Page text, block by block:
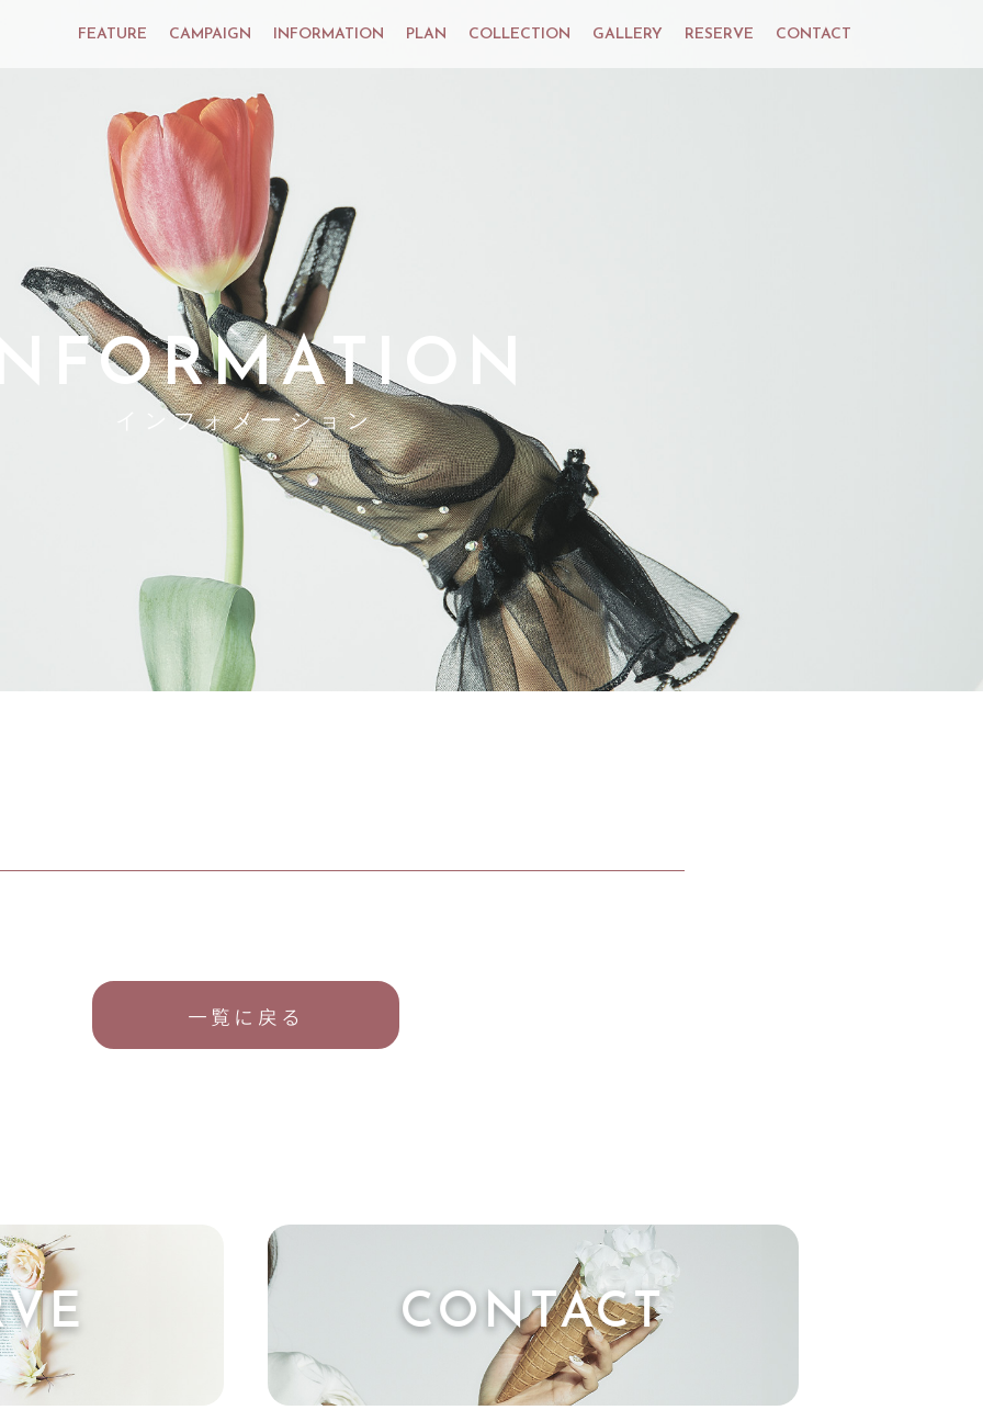
FEATURE CAMPAIGN INFORMATION PLAN COLLECTION GALLERY RESERVE CONTACT
インフォメーション
一覧に戻る
CONTACT